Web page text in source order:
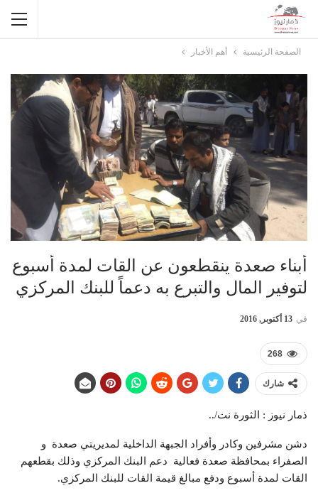
الصفحة الرئيسية أهم الأخبار
أبناء صعدة ينقطعون عن القات لمدة أسبوع
لتوفير المال والتبرع به دعماً للبنك المركزي
في 13 أكتوبر, 2016
268
شارك
ذمار نيوز : الثورة نت/..
دشن مشرفين وكادر وأفراد الجبهة الداخلية لمديريتي صعدة و
الصفراء بمحافظة صعدة فعالية دعم البنك المركزي وذلك بقطعهم
القات لمدة أسبوع ودفع مبالغ قيمة القات للبنك المركزي.